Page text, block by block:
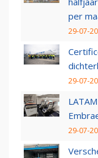
per
29-07-
29-07-
29-07-